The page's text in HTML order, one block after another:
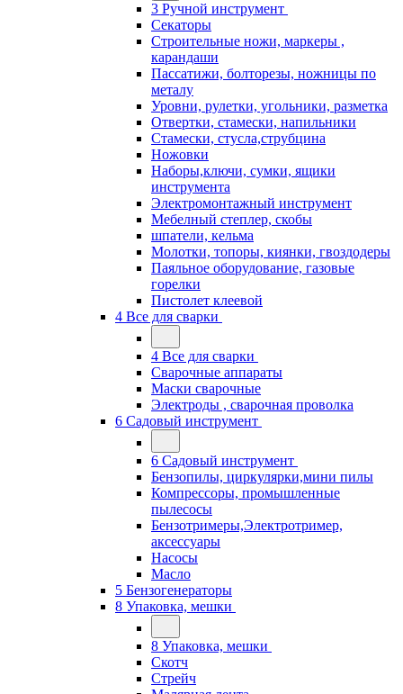
3 Ручной инструмент
Cекаторы
Строительные ножи, маркеры ,
карандаши
Пассатижи, болторезы, ножницы по
металу
Уровни, рулетки, угольники, разметка
Отвертки, стамески, напильники
Стамески, стусла,струбцина
Ножовки
Наборы,ключи, сумки, ящики
инструмента
Электромонтажный инструмент
Мебелный степлер, скобы
шпатели, кельма
Молотки, топоры, киянки, гвоздодеры
Паяльное оборудование, газовые
горелки
Пистолет клеевой
4 Все для сварки
4 Все для сварки
Сварочные аппараты
Маски сварочные
Электроды , сварочная проволка
6 Садовый инструмент
6 Садовый инструмент
Бензопилы, циркулярки,мини пилы
Компрессоры, промышленные
пылесосы
Бензотримеры,Электротример,
аксессуары
Насосы
Масло
5 Бензогенераторы
8 Упаковка, мешки
8 Упаковка, мешки
Скотч
Стрейч